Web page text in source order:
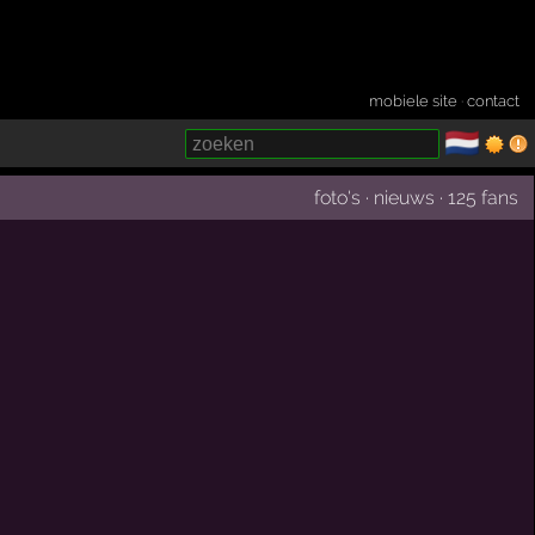
mobiele site ·contact
🇳🇱
foto's · nieuws ·125 fans